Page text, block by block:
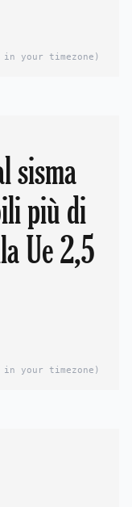
in your timezone)
più di
Ue 2,5
in your timezone)